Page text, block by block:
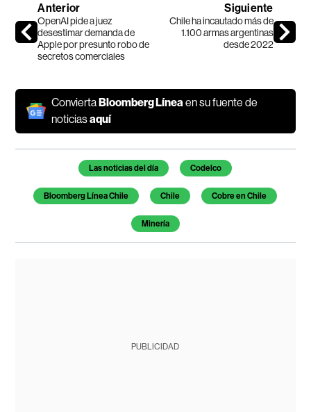
Anterior
OpenAI pide a juez
desestimar demanda de
Apple por presunto robo de
secretos comerciales
Siguiente
Chile ha incautado más de
1.100 armas argentinas
desde 2022
ConviertaBloomberg Línea en su fuente de
noticiasaquí
Temas de este artículo
Las noticias del día Codelco
Bloomberg Línea Chile Chile Cobre en Chile
Minería
PUBLICIDAD